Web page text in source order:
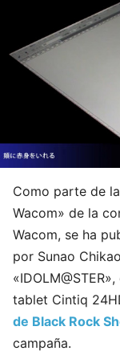
Como parte de
Wacom» de la
Wacom, se ha
por Sunao
tablet Cintiq
de Black Rock
campaña.